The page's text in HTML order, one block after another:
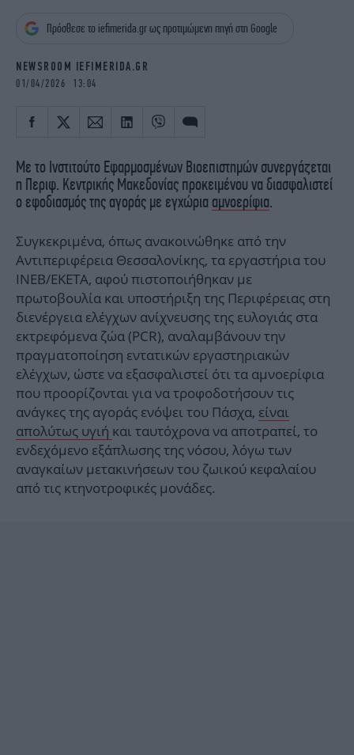
OSCARS
THE OCEAN
Πρόσθεσε το iefimerida.gr ως προτιμώμενη πηγή στη Google
NEWSROOM IEFIMERIDA.GR
01/04/2026 13:04
Με το Ινστιτούτο Εφαρμοσμένων Βιοεπιστημών συνεργάζεται
η Περιφ. Κεντρικής Μακεδονίας προκειμένου να διασφαλιστεί
ο εφοδιασμός της αγοράς με εγχώρια αμνοερίφια.
Συγκεκριμένα, όπως ανακοινώθηκε από την
Αντιπεριφέρεια Θεσσαλονίκης, τα εργαστήρια του
ΙΝΕΒ/ΕΚΕΤΑ, αφού πιστοποιήθηκαν με
πρωτοβουλία και υποστήριξη της Περιφέρειας στη
διενέργεια ελέγχων ανίχνευσης της ευλογιάς στα
εκτρεφόμενα ζώα (PCR), αναλαμβάνουν την
πραγματοποίηση εντατικών εργαστηριακών
ελέγχων, ώστε να εξασφαλιστεί ότι τα αμνοερίφια
που προορίζονται για να τροφοδοτήσουν τις
ανάγκες της αγοράς ενόψει του Πάσχα, είναι
απολύτως υγιή και ταυτόχρονα να αποτραπεί, το
ενδεχόμενο εξάπλωσης της νόσου, λόγω των
αναγκαίων μετακινήσεων του ζωικού κεφαλαίου
από τις κτηνοτροφικές μονάδες.